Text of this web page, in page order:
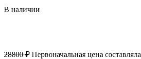
В наличии
28800₽ Первоначальная цена составляла